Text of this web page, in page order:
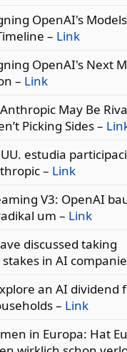
OpenAI's
– Link
OpenAI's Next
– Link
May Be
Picking Sides –
estudia
– Link
V3: OpenAI
um – Link
discussed taking
in AI
an AI dividend
– Link
in Europa: Hat